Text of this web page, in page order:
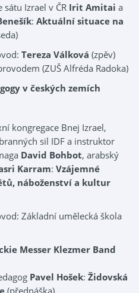
Izrael v ČR Irit Amitai a
: Aktuální situace na
Tereza Válková (zpěv)
(ZUŠ Alfréda Radoka)
v českých zemích
kongregace Bnej Izrael,
sil IDF a instruktor
David Bohbot, arabský
Karram: Vzájemné
náboženství a kultur
Základní umělecká škola
Messer Klezmer Band
Pavel Hošek: Židovská
(přednáška)